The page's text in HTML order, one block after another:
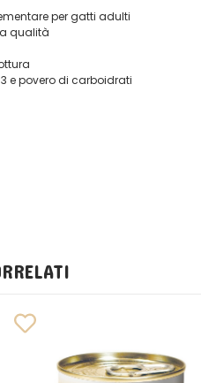
per gatti adulti
qualità
e povero di carboidrati